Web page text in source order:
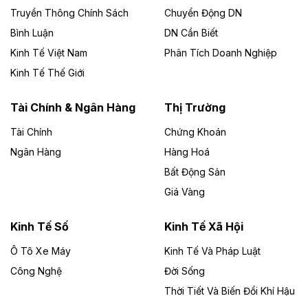
Công ty TNHH Năng lượng môi trường Bắc Giang làm
Theo vietnamfinance.vn
Đức Long Gia Lai mở rộng ‘hệ sinh thái’
Lai
Bốn doanh nghiệp có sự góp vốn của Công ty Cổ
phần Tập đoàn Đức Long Gia Lai (HoSE: DLG) được
Gia Lai với tổng vốn hơn 4.750 tỷ đồng.
Đồng Nai cho thuê gần 59 ha đất làm khu
công nghiệp ở Long Thành
UBND TP Đồng Nai cho Công ty Amata thuê gần 59 ha
đất để đầu tư khu công nghiệp công nghệ cao Long
Truyền Thông Chính Sách
Bình Luận
Kinh Tế Việt Nam
Kinh Tế Thế Giới
Chuyển Động DN
DN Cần Biết
Phân Tích Doanh Nghiệp
Tài Chính & Ngân Hàng
Tài Chính
Ngân Hàng
Thị Trường
Chứng Khoán
Hàng Hoá
Bất Động Sản
Giá Vàng
Kinh Tế Số
Ô Tô Xe Máy
Công Nghệ
Kinh Tế Xã Hội
Kinh Tế Và Pháp Luật
Đời Sống
Thời Tiết Và Biến Đổi Khí Hậu